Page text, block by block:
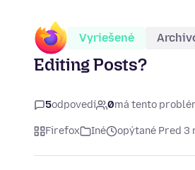
Vyriešené
Editing Posts?
5odpovedí 0má tento
Firefox Iné opýtané Pred 3